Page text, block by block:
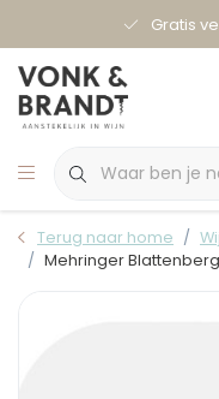
Gratis
Terug naar home
Mehringer